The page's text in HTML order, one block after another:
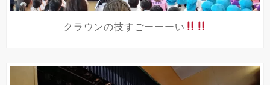
クラウンの技すごーーーい